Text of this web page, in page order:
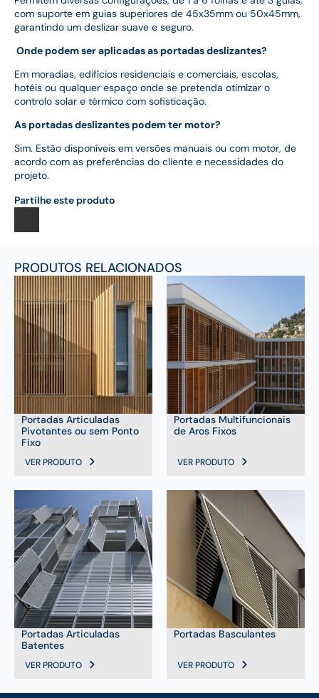
com suporte em guias superiores de 45x35mm ou 50x45mm,
garantindo um deslizar suave e seguro.
Onde podem ser aplicadas as portadas deslizantes?
Em moradias, edifícios residenciais e comerciais, escolas,
hotéis ou qualquer espaço onde se pretenda otimizar o
controlo solar e térmico com sofisticação.
As portadas deslizantes podem ter motor?
Sim. Estão disponíveis em versões manuais ou com motor, de
acordo com as preferências do cliente e necessidades do
projeto.
Partilhe este produto
PRODUTOS RELACIONADOS
Portadas Articuladas
Pivotantes ou sem Ponto
Fixo
VER PRODUTO
Portadas Multifuncionais
de Aros Fixos
VER PRODUTO
Portadas Articuladas
Batentes
VER PRODUTO
Portadas Basculantes
VER PRODUTO